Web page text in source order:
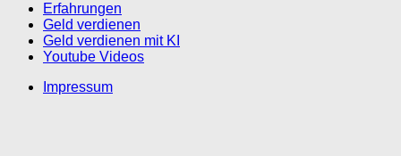
Erfahrungen
Geld verdienen
Geld verdienen mit KI
Youtube Videos
Impressum